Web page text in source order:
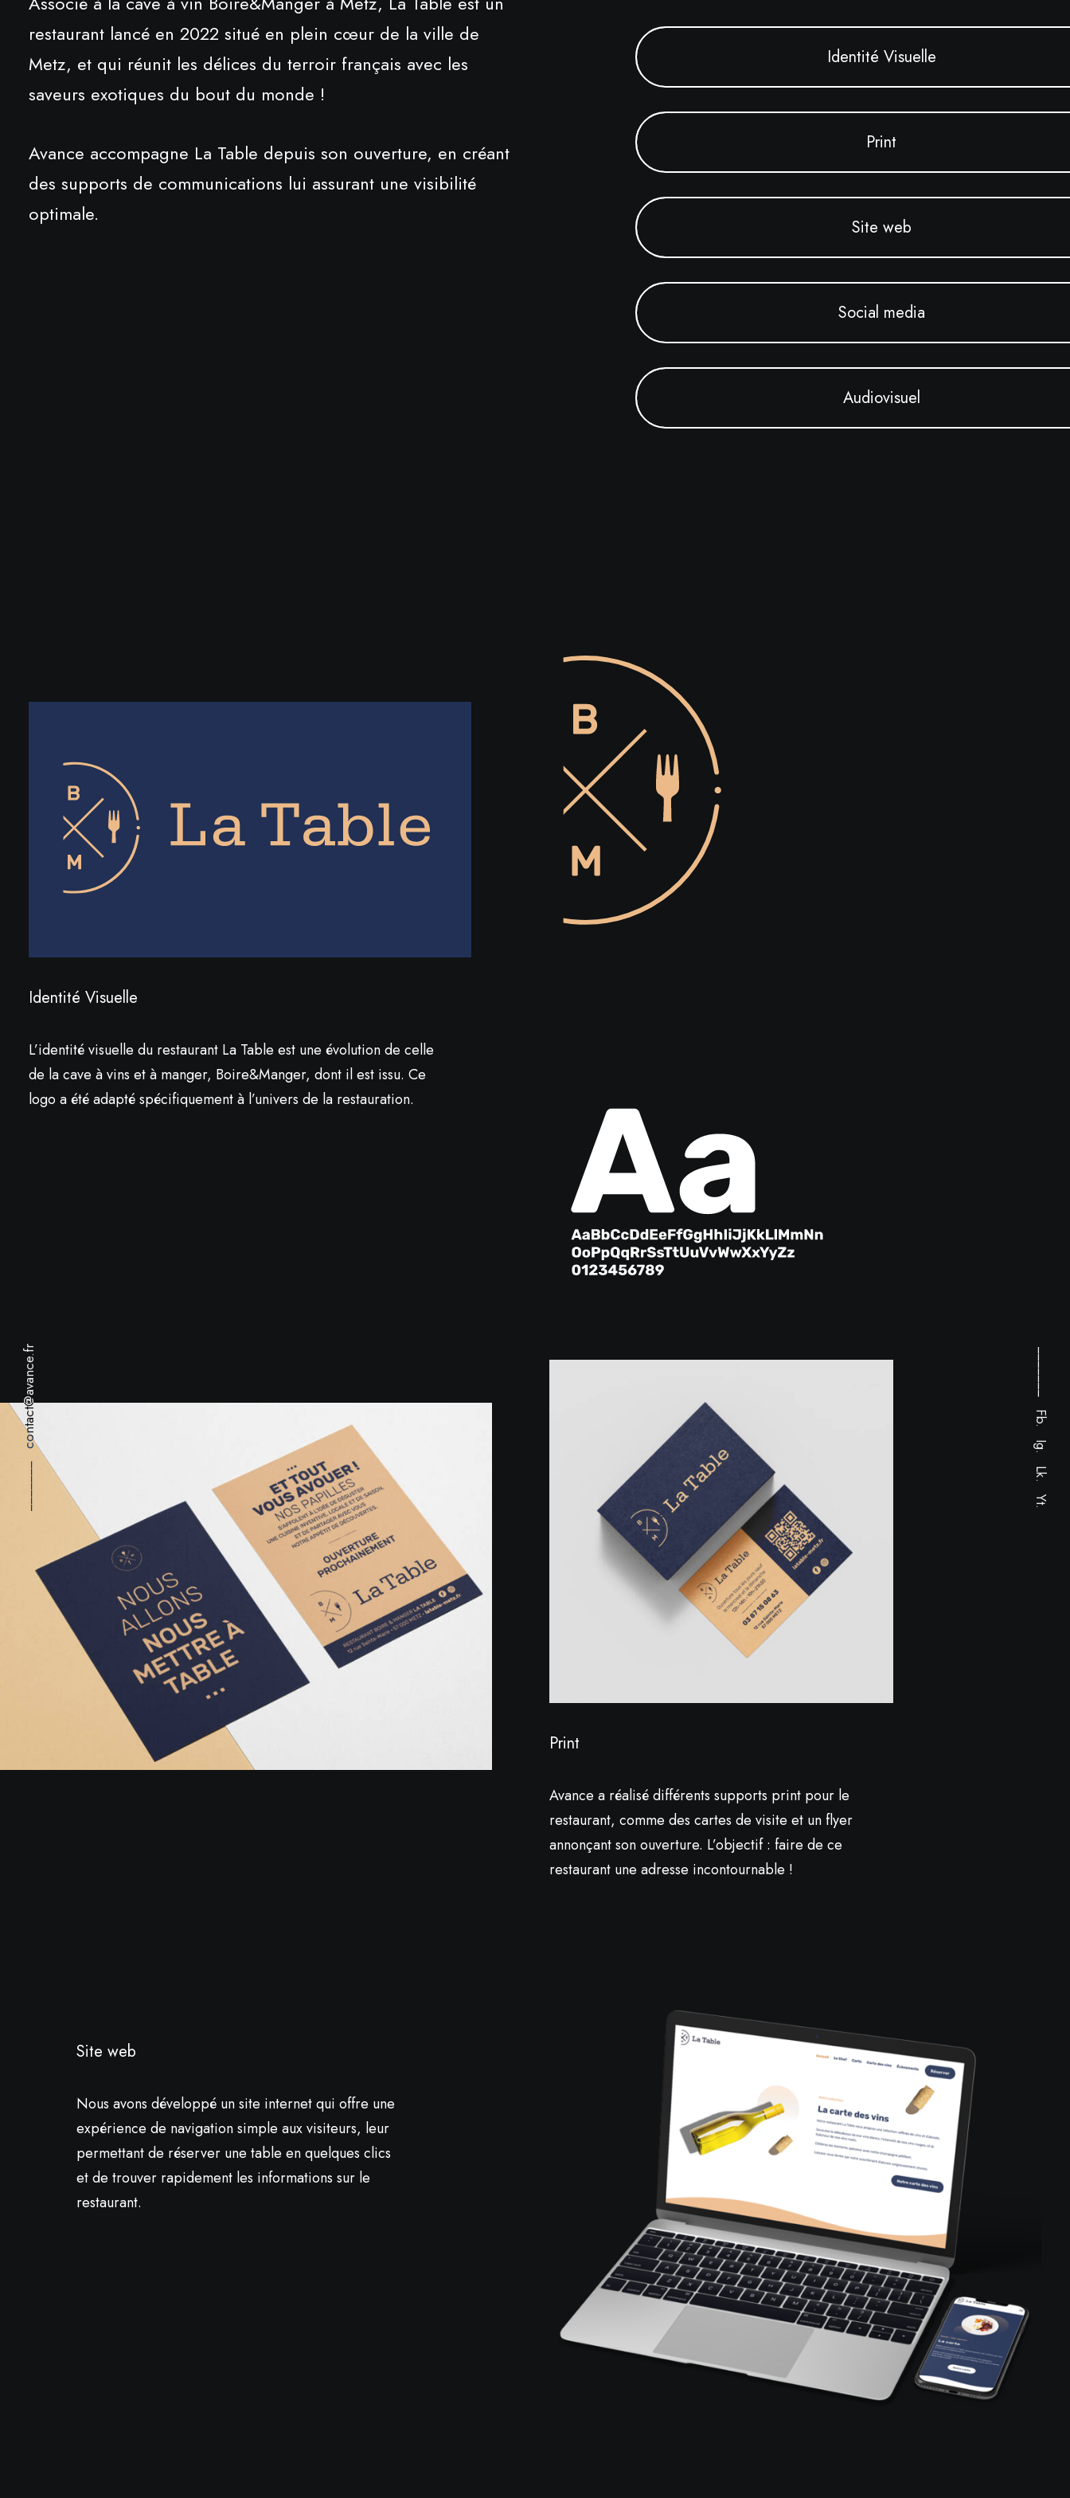
restaurant lancé en 2022 situé en plein cœur de la ville de
Metz, et qui réunit les délices du terroir français avec les
saveurs exotiques du bout du monde !
Avance accompagne La Table depuis son ouverture, en créant
des supports de communications lui assurant une visibilité
optimale.
Identité Visuelle
Print
Site web
Social media
Audiovisuel
Identité Visuelle
L’identité visuelle du restaurant La Table est une évolution de celle
de la cave à vins et à manger, Boire&Manger, dont il est issu. Ce
logo a été adapté spécifiquement à l’univers de la restauration.
Print
Avance a réalisé différents supports print pour le
restaurant, comme des cartes de visite et un flyer
annonçant son ouverture. L’objectif : faire de ce
restaurant une adresse incontournable !
Site web
Nous avons développé un site internet qui offre une
expérience de navigation simple aux visiteurs, leur
permettant de réserver une table en quelques clics
et de trouver rapidement les informations sur le
restaurant.
_______
contact@avance.fr _______
Fb.
Ig.
Lk.
Yt.